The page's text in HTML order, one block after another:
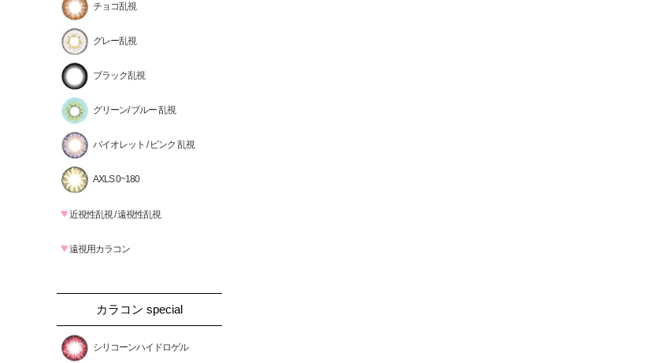
チョコ乱視
グレー乱視
ブラック乱視
グリーン/ ブルー 乱視
バイオレット / ピンク 乱視
AXLS 0~180
♥近視性乱視 / 遠視性乱視
♥遠視用カラコン
カラコン special
シリコーンハイドロゲル